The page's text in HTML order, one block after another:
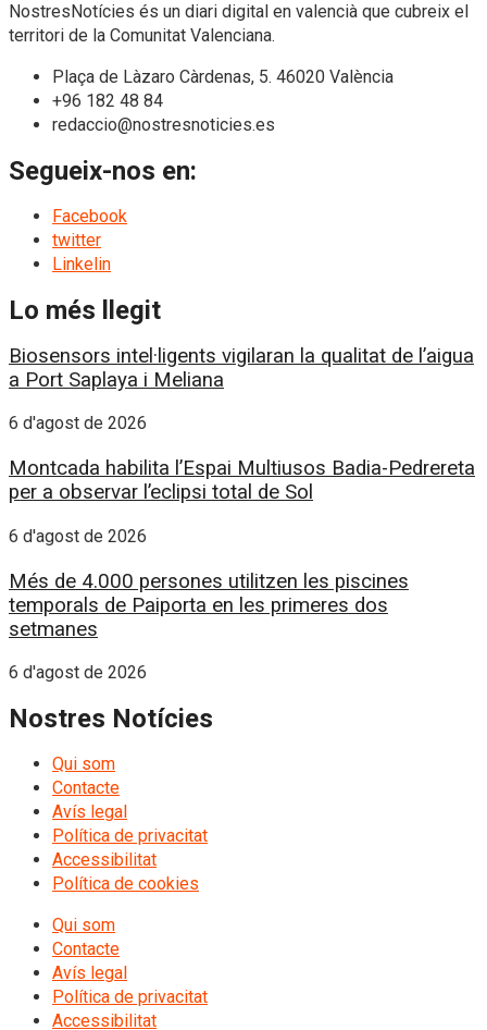
NostresNotícies és un diari digital en valencià que cubreix el
territori de la Comunitat Valenciana.
Plaça de Làzaro Càrdenas, 5. 46020 València
+96 182 48 84
redaccio@nostresnoticies.es
Segueix-nos en:
Facebook
twitter
Linkelin
Lo més llegit
Biosensors intel·ligents vigilaran la qualitat de l’aigua
a Port Saplaya i Meliana
6 d'agost de 2026
Montcada habilita l’Espai Multiusos Badia-Pedrereta
per a observar l’eclipsi total de Sol
6 d'agost de 2026
Més de 4.000 persones utilitzen les piscines
temporals de Paiporta en les primeres dos
setmanes
6 d'agost de 2026
Nostres Notícies
Qui som
Contacte
Avís legal
Política de privacitat
Accessibilitat
Política de cookies
Qui som
Contacte
Avís legal
Política de privacitat
Accessibilitat